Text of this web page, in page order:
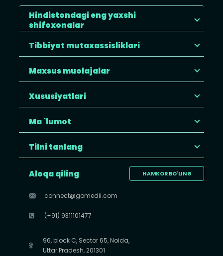
Hindistondagi eng yaxshi
shifoxonalar
Tibbiyot mutaxassisliklari
Maxsus muolajalar
Xususiyatlari
Ma `lumot
Tilni tanlang
HAMKOR BO'LING
Aloqa qiling
connect@gomedii.com
(+91) 9311101477
96, block C, Sector 65, Noida,
Uttar Pradesh, 201301